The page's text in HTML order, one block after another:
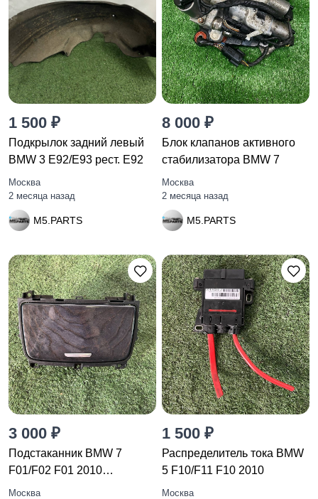
1 500 ₽
Подкрылок задний левый
BMW 3 E92/E93 рест. E92
Москва
2 месяца назад
M5.PARTS
8 000 ₽
Блок клапанов активного
стабилизатора BMW 7
Москва
2 месяца назад
M5.PARTS
3 000 ₽
Подстаканник BMW 7
F01/F02 F01 2010
51169113863
Москва
1 500 ₽
Распределитель тока BMW
5 F10/F11 F10 2010
Москва